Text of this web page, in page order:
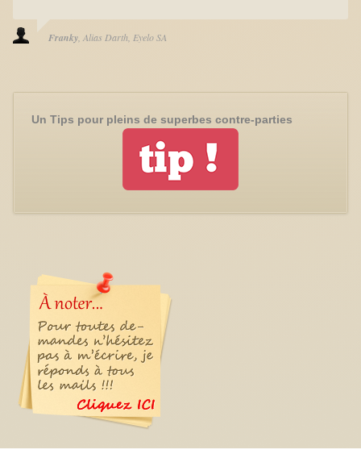
Franky Alias Darth Eyelo SA
Un Tips pour pleins de superbes contre-parties